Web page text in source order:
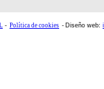
- Política de cookies - Diseño web: